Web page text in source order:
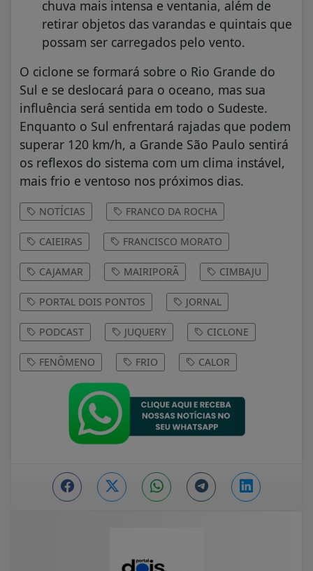
chuva mais intensa e ventania, além de
retirar objetos das varandas e quintais que
possam ser carregados pelo vento.
O ciclone se formará sobre o Rio Grande do
Sul e se deslocará para o oceano, mas sua
influência será sentida em todo o Sudeste.
Enquanto o Sul enfrentará rajadas que podem
superar 120 km/h, a Grande São Paulo sentirá
os reflexos do sistema com um clima instável,
mais frio e ventoso nos próximos dias.
NOTÍCIAS FRANCO DA ROCHA
CAIEIRAS FRANCISCO MORATO
CAJAMAR MAIRIPORÃ CIMBAJU
PORTAL DOIS PONTOS JORNAL
PODCAST JUQUERY CICLONE
FENÔMENO FRIO CALOR